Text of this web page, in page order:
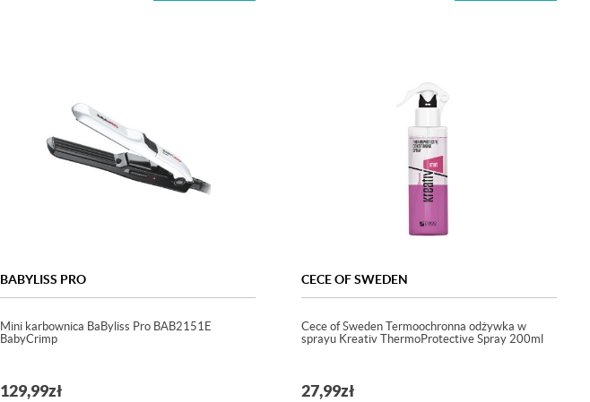
BABYLISS PRO
Mini karbownica BaByliss Pro BAB2151E
BabyCrimp
129,99zł
CECE OF SWEDEN
Cece of Sweden Termoochronna odżywka w
sprayu Kreativ ThermoProtective Spray 200ml
27,99zł